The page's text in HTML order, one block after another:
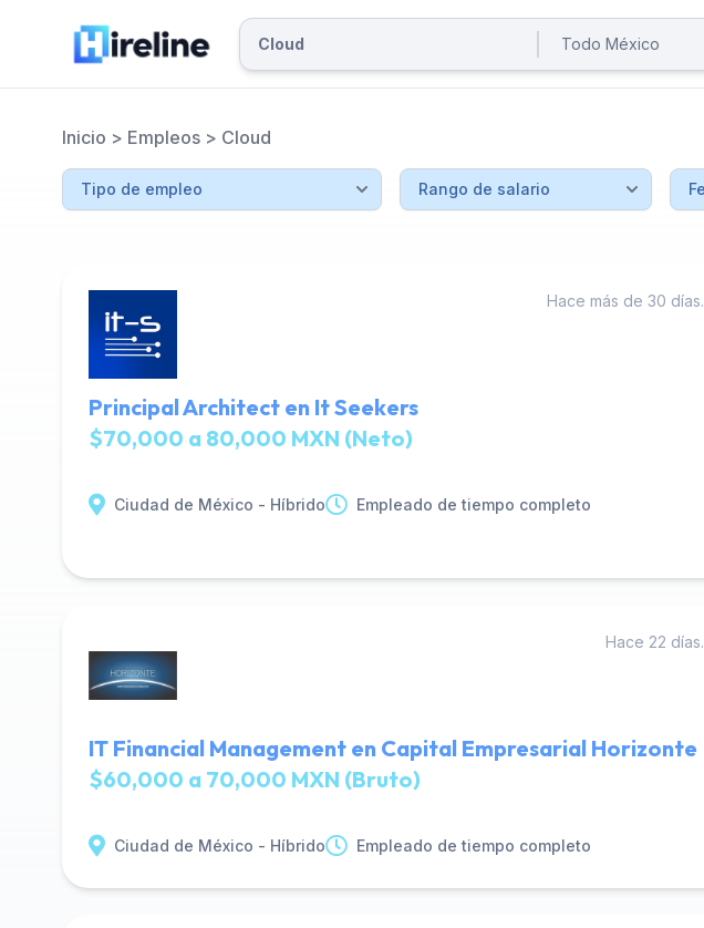
Inicio > Empleos > Cloud
Hace más de 30 días.
Principal Architect en It Seekers
$70,000 a 80,000 MXN (Neto)
Ciudad de México - Híbrido Empleado de tiempo completo
Hace 22 días.
IT Financial Management en Capital Empresarial Horizonte
$60,000 a 70,000 MXN (Bruto)
Ciudad de México - Híbrido Empleado de tiempo completo